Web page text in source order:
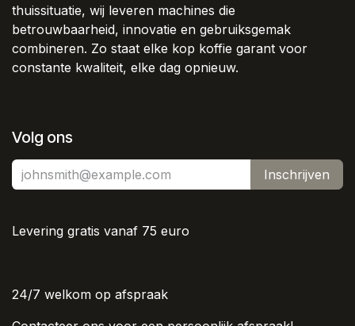
thuissituatie, wij leveren machines die
betrouwbaarheid, innovatie en gebruiksgemak
combineren. Zo staat elke kop koffie garant voor
constante kwaliteit, elke dag opnieuw.
Volg ons
Inschrijven
Levering gratis vanaf 75 euro
24/7 welkom op afspraak